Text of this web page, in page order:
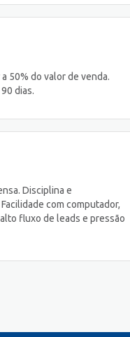
50% do valor de venda.
dias.
Disciplina e
com computador,
fluxo de leads e pressão